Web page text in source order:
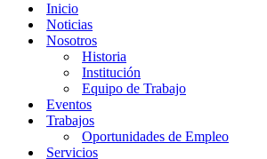
Inicio
Noticias
Nosotros
Historia
Institución
Equipo de Trabajo
Eventos
Trabajos
Oportunidades de Empleo
Servicios